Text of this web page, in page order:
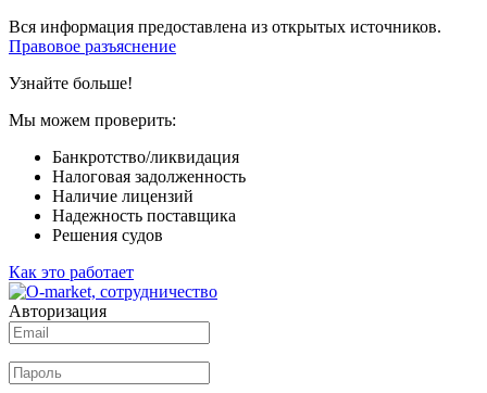
Вся информация предоставлена из открытых источников.
Правовое разъяснение
Узнайте больше!
Мы можем проверить:
Банкротство/ликвидация
Налоговая задолженность
Наличие лицензий
Надежность поставщика
Решения судов
Как это работает
Авторизация